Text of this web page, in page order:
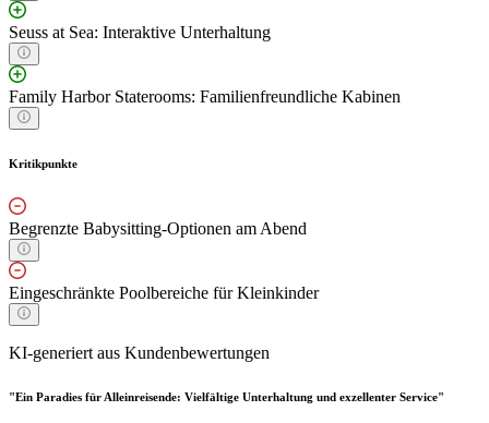
Seuss at Sea: Interaktive Unterhaltung
Family Harbor Staterooms: Familienfreundliche Kabinen
Kritikpunkte
Begrenzte Babysitting-Optionen am Abend
Eingeschränkte Poolbereiche für Kleinkinder
KI-generiert aus Kundenbewertungen
"Ein Paradies für Alleinreisende: Vielfältige Unterhaltung und exzellenter Service"